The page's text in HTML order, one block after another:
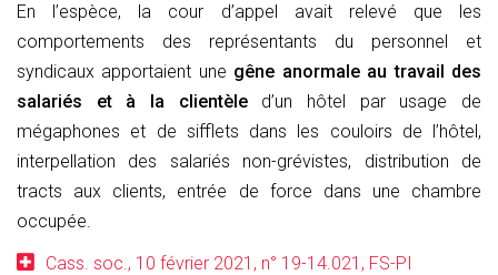
En l’espèce, la cour d’appel avait relevé que les
comportements des représentants du personnel et
syndicaux apportaient une gêne anormale au travail des
salariés et à la clientèled’un hôtel par usage de
mégaphones et de sifflets dans les couloirs de l’hôtel,
interpellation des salariés non-grévistes, distribution de
tracts aux clients, entrée de force dans une chambre
occupée.
Cass. soc., 10 février 2021, n° 19-14.021, FS-PI